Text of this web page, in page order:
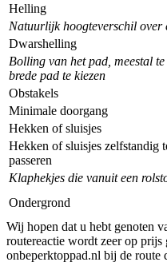
Helling
Natuurlijk hoogteverschil over
Dwarshelling
Bolling van het pad, meestal
brede pad te kiezen
Obstakels
Minimale doorgang
Hekken of sluisjes
Hekken of sluisjes zelfstandig
passeren
Klaphekjes die vanuit een
Ondergrond
Wij hopen dat u hebt genoten
routereactie wordt zeer op prijs
onbeperktoppad.nl bij de